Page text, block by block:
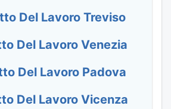
Del Lavoro Treviso
Del Lavoro Venezia
Del Lavoro Padova
Del Lavoro Vicenza